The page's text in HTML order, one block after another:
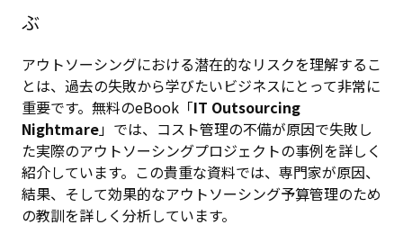
ぶ
アウトソーシングにおける潜在的なリスクを理解するこ
とは、過去の失敗から学びたいビジネスにとって非常に
重要です。無料のeBook「IT Outsourcing
Nightmare」では、コスト管理の不備が原因で失敗し
た実際のアウトソーシングプロジェクトの事例を詳しく
紹介しています。この貴重な資料では、専門家が原因、
結果、そして効果的なアウトソーシング予算管理のため
の教訓を詳しく分析しています。